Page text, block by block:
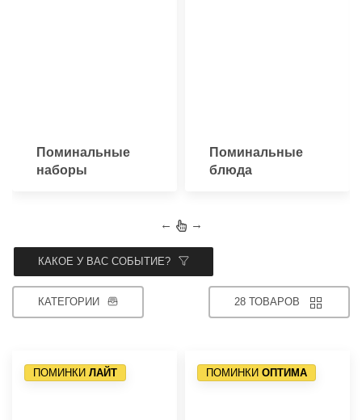
Поминальные
наборы
Поминальные
блюда
← →
КАКОЕ У ВАС СОБЫТИЕ?
КАТЕГОРИИ 28 ТОВАРОВ
ПОМИНКИ ЛАЙТ ПОМИНКИ ОПТИМА